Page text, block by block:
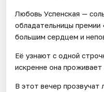
Любовь Успенская —
обладательницы
большим сердцем и
Её узнают с одной
искренне она
В этот вечер прозвучат